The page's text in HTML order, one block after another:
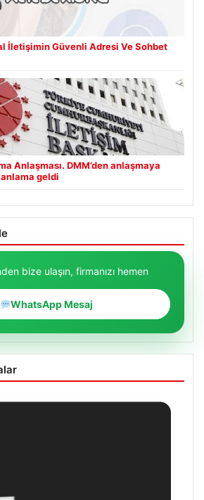
İletişimin Güvenli Adresi Ve Sohbet
Anlaşması. DMM’den anlaşmaya
geldi
bize ulaşın, firmanızı hemen
WhatsApp Mesaj